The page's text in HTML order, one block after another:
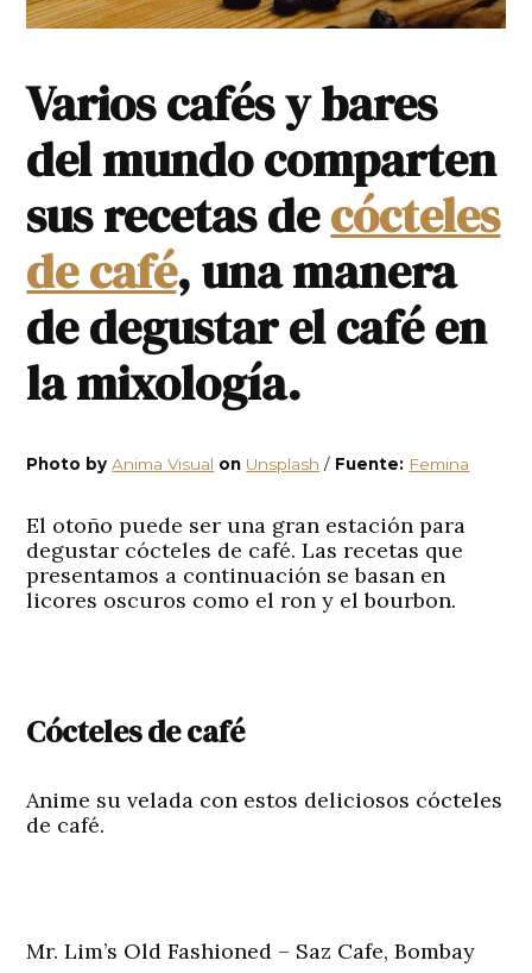
Varios cafés y bares
del mundo comparten
sus recetas decócteles
de café, una manera
de degustar el café en
la mixología.
Photo by Anima Visual on Unsplash / Fuente: Femina
El otoño puede ser una gran estación para
degustar cócteles de café. Las recetas que
presentamos a continuación se basan en
licores oscuros como el ron y el bourbon.
Cócteles de café
Anime su velada con estos deliciosos cócteles
de café.
Mr. Lim’s Old Fashioned – Saz Cafe, Bombay